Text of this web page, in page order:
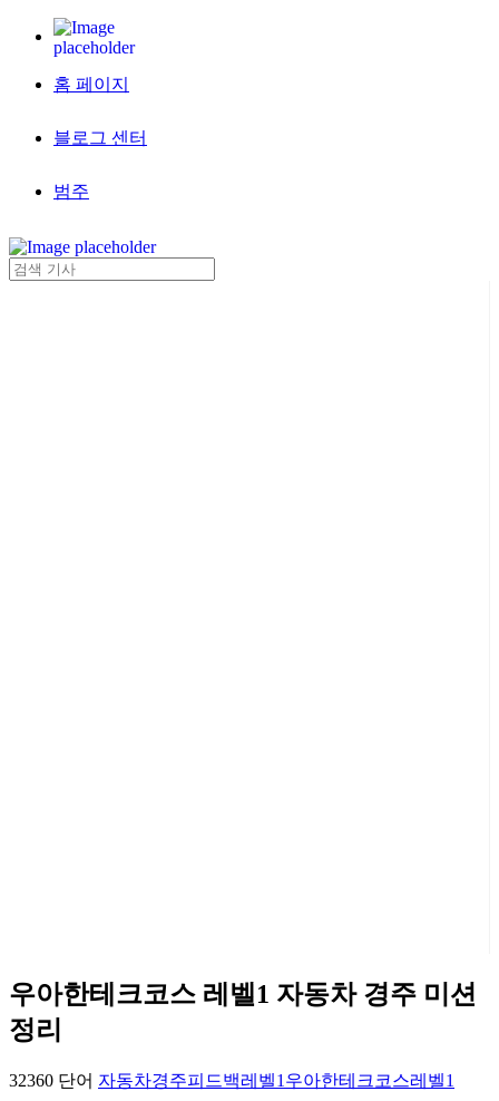
홈 페이지
블로그 센터
범주
우아한테크코스 레벨1 자동차 경주 미션
정리
32360 단어 자동차경주피드백레벨1 우아한테크코스레벨1